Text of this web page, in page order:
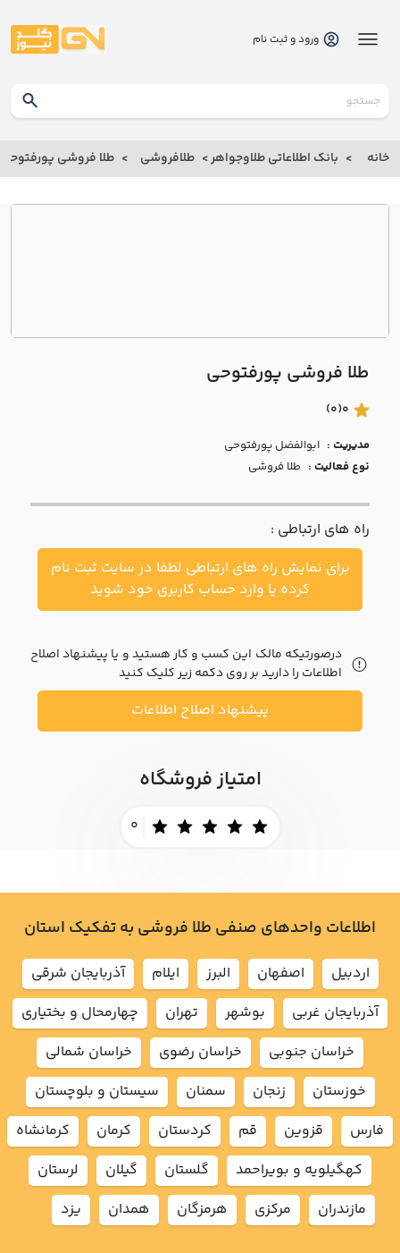
بانک
بانک
اطلاعاتی
درباره
با ما
مقالات
اخبار
پرسش
متداول
خواست
ورود و ثبت نام
خانه بانک اطلاعاتی طلاوجواهر طلافروشی طلا فروشی پورفتوحي
طلا فروشی پورفتوحي
0
(0)
مدیریت : ابوالفضل پورفتوحي
نوع فعالیت : طلا فروشی
راه های ارتباطی :
برای نمایش راه های ارتباطی لطفا در سایت ثبت نام
کرده یا وارد حساب کاربری خود شوید
درصورتیکه مالک این کسب و کار هستید و یا پیشنهاد اصلاح
اطلاعات را دارید بر روی دکمه زیر کلیک کنید
پیشنهاد اصلاح اطلاعات
امتیاز فروشگاه
0
اطلاعات واحدهای صنفی طلا فروشی به تفکیک استان
اردبيل اصفهان البرز ايلام
آذربايجان شرقي
آذربايجان غربي
بوشهر تهران
چهارمحال و بختياري
خراسان جنوبي
خراسان رضوي
خراسان شمالي
خوزستان
زنجان سمنان
سيستان و بلوچستان
فارس
قزوين قم كردستان كرمان
كرمانشاه
كهگيلويه و بويراحمد
گلستان گيلان
لرستان
مازندران
مركزي هرمزگان همدان يزد